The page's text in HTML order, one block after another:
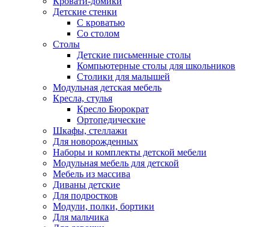
Детские стенки
С кроватью
Со столом
Столы
Детские письменные столы
Компьютерные столы для школьников
Столики для малышей
Модульная детская мебель
Кресла, стулья
Кресло Бюрократ
Ортопедические
Шкафы, стеллажи
Для новорожденных
Наборы и комплекты детской мебели
Модульная мебель для детской
Мебель из массива
Диваны детские
Для подростков
Модули, полки, бортики
Для мальчика